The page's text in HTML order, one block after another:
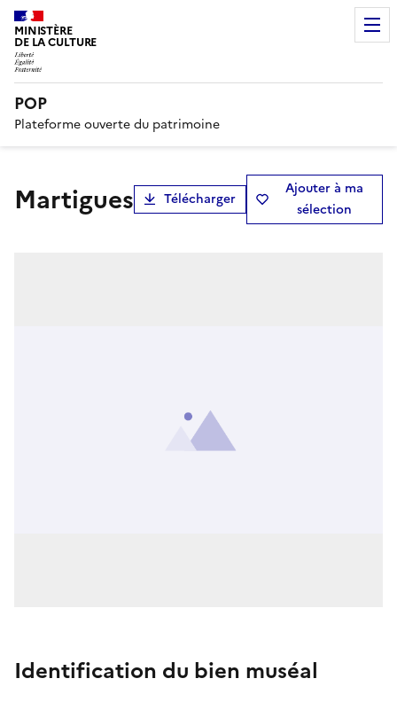
MINISTÈRE
DE LA CULTURE
POP
Plateforme ouverte du patrimoine
Martigues Télécharger
Ajouter à ma
sélection
Identification du bien muséal